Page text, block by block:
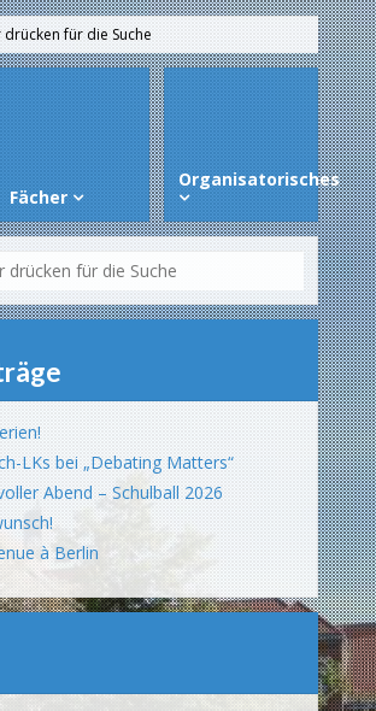
Fächer
Organisatorisches
LKs bei „Debating Matters“
Abend – Schulball 2026
à Berlin